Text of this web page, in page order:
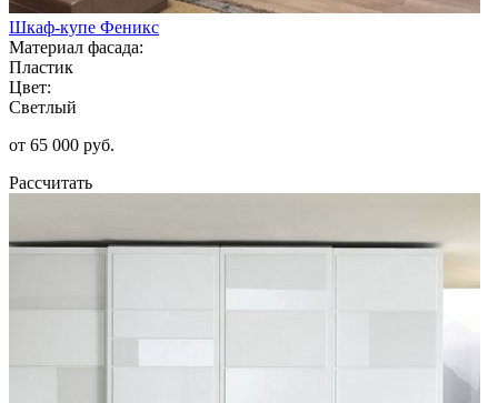
Шкаф-купе Феникс
Материал фасада:
Пластик
Цвет:
Светлый
от 65 000 руб.
Рассчитать